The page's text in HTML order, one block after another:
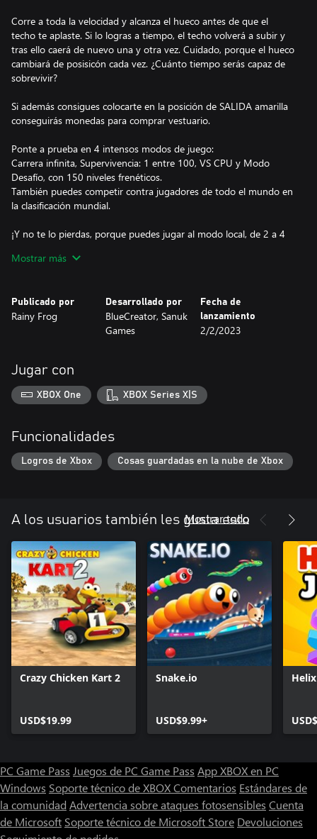
Corre a toda la velocidad y alcanza el hueco antes de que el
techo te aplaste. Si lo logras a tiempo, el techo volverá a subir y
tras ello caerá de nuevo una y otra vez. Cuidado, porque el hueco
cambiará de posisicón cada vez. ¿Cuánto tiempo serás capaz de
sobrevivir?
Si además consigues colocarte en la posición de SALIDA amarilla
conseguirás monedas para comprar vestuario.
Ponte a prueba en 4 intensos modos de juego:
Carrera infinita, Supervivencia: 1 entre 100, VS CPU y Modo
Desafío, con 150 niveles frenéticos.
También puedes competir contra jugadores de todo el mundo en
la clasificación mundial.
¡Y no te lo pierdas, porque puedes jugar al modo local, de 2 a 4
Exitman! ¡Un reto de supervivencia extremo al estilo calamar!
Mostrar más
Publicado por
Rainy Frog
Desarrollado por
BlueCreator, Sanuk
Games
Fecha de
lanzamiento
2/2/2023
Jugar con
XBOX One XBOX Series X|S
Funcionalidades
Logros de Xbox Cosas guardadas en la nube de Xbox
A los usuarios también les gusta esto
Mostrar todo
Crazy Chicken Kart 2
USD$19.99
Snake.io
USD$9.99+
PC Game Pass Juegos de PC Game Pass App XBOX en PC
Windows Soporte técnico de XBOXComentarios Estándares de
la comunidad Advertencia sobre ataques fotosensibles Cuenta
de Microsoft Soporte técnico de Microsoft Store Devoluciones